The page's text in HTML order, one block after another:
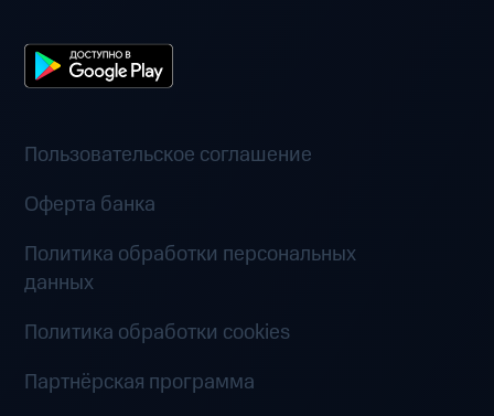
Пользовательское соглашение
Оферта банка
Политика обработки персональных
данных
Политика обработки cookies
Партнёрская программа